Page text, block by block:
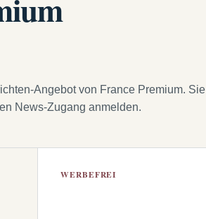
Angebot von France Premium.
News-Zugang anmelden.
WERBEFREI